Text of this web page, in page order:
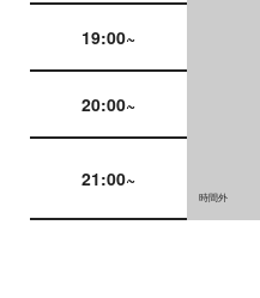
19:00~
20:00~
21:00~
時間外